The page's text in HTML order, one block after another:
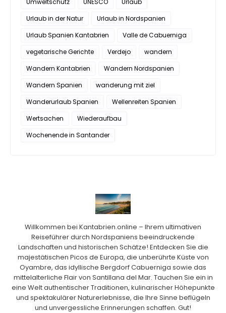
Urlaub in der Natur
Urlaub in Nordspanien
Urlaub Spanien Kantabrien
Valle de Cabuerniga
vegetarische Gerichte
Verdejo
wandern
Wandern Kantabrien
Wandern Nordspanien
Wandern Spanien
wanderung mit ziel
Wanderurlaub Spanien
Wellenreiten Spanien
Wertsachen
Wiederaufbau
Wochenende in Santander
Willkommen bei Kantabrien.online – Ihrem ultimativen
Reiseführer durch Nordspaniens beeindruckende
Landschaften und historischen Schätze! Entdecken Sie die
majestätischen Picos de Europa, die unberührte Küste von
Oyambre, das idyllische Bergdorf Cabuerniga sowie das
mittelalterliche Flair von Santillana del Mar. Tauchen Sie ein in
eine Welt authentischer Traditionen, kulinarischer Höhepunkte
und spektakulärer Naturerlebnisse, die Ihre Sinne beflügeln
und unvergessliche Erinnerungen schaffen. Gut!